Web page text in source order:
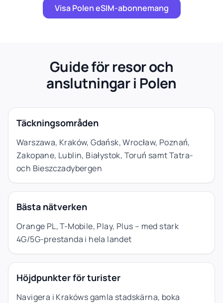
Visa Polen eSIM-abonnemang
Guide för resor och
anslutningar i Polen
Täckningsområden
Warszawa, Kraków, Gdańsk, Wrocław, Poznań,
Zakopane, Lublin, Białystok, Toruń samt Tatra-
och Bieszczadybergen
Bästa nätverken
Orange PL, T-Mobile, Play, Plus – med stark
4G/5G-prestanda i hela landet
Höjdpunkter för turister
Navigera i Krakóws gamla stadskärna, boka